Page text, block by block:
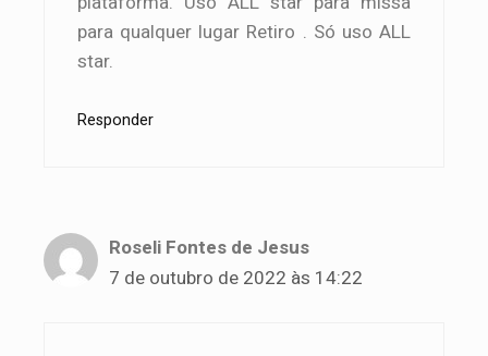
para qualquer lugar Retiro . Só uso ALL
star.
Responder
Roseli Fontes de Jesus
7 de outubro de 2022 às 14:22